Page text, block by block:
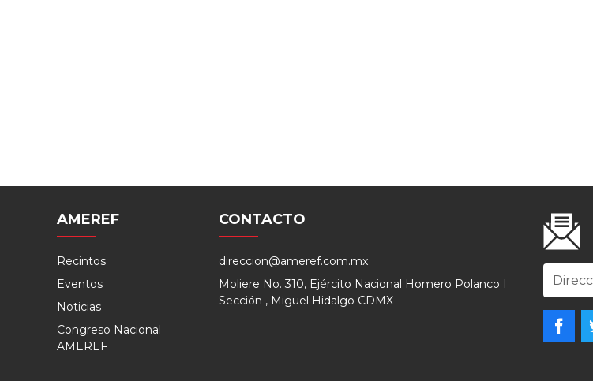
AMEREF
Recintos
Eventos
Noticias
Congreso Nacional
AMEREF
CONTACTO
direccion@ameref.com.mx
Moliere No. 310, Ejército Nacional Homero Polanco I
Sección , Miguel Hidalgo CDMX